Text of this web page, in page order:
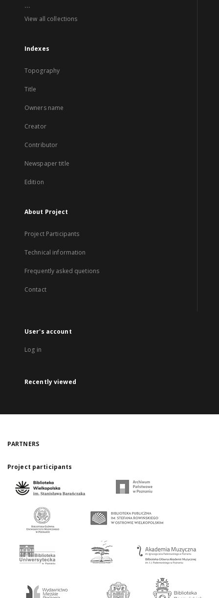
...
View all collections
Indexes
Topography
Title
Owners name
Creator
Contributor
Newspaper title
Edition
About Project
Project Participants
Technical information
Frequently asked quetions
Contact
User's account
Log in
Recently viewed
PARTNERS
Project participants